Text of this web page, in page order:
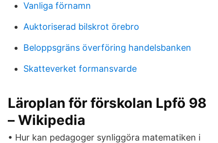
Vanliga förnamn
Auktoriserad bilskrot örebro
Beloppsgräns överföring handelsbanken
Skatteverket formansvarde
Läroplan för förskolan Lpfö 98
– Wikipedia
• Hur kan pedagoger synliggöra matematiken i